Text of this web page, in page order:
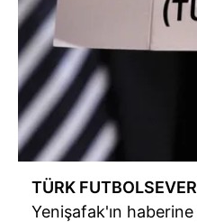
TÜRK
Yenişafak'ın